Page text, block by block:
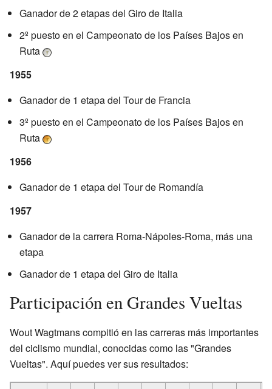
Ganador de 2 etapas del Giro de Italia
2º puesto en el Campeonato de los Países Bajos en
Ruta
1955
Ganador de 1 etapa del Tour de Francia
3º puesto en el Campeonato de los Países Bajos en
Ruta
1956
Ganador de 1 etapa del Tour de Romandía
1957
Ganador de la carrera Roma-Nápoles-Roma, más una
etapa
Ganador de 1 etapa del Giro de Italia
Participación en Grandes Vueltas
Wout Wagtmans compitió en las carreras más importantes
del ciclismo mundial, conocidas como las "Grandes
Vueltas". Aquí puedes ver sus resultados: